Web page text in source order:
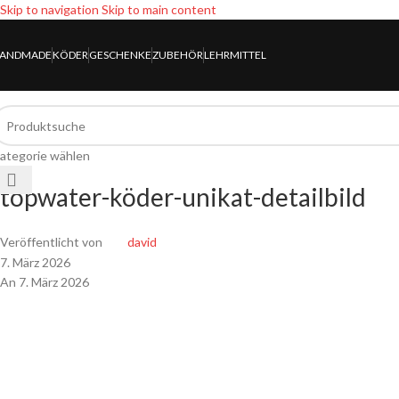
Skip to navigation Skip to main content
KÖDERGESCHENKEZUBEHÖRLEHRMITTEL
wählen
topwater-köder-unikat-detailbild
Veröffentlicht von
david
7. März 2026
An 7. März 2026